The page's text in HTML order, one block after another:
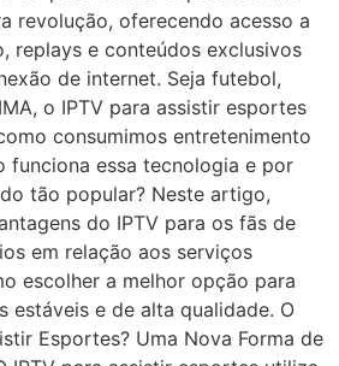
revolução, oferecendo acesso a
replays e conteúdos exclusivos
de internet. Seja futebol,
o IPTV para assistir esportes
consumimos entretenimento
funciona essa tecnologia e por
tão popular? Neste artigo,
do IPTV para os fãs de
em relação aos serviços
escolher a melhor opção para
estáveis e de alta qualidade. O
Esportes? Uma Nova Forma de